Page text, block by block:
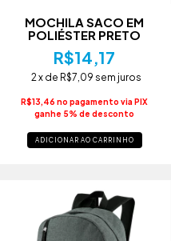
MOCHILA SACO EM
POLIÉSTER PRETO
R$14,17
2 x de R$7,09 sem juros
R$13,46 no pagamento via PIX
ganhe 5% de desconto
ADICIONAR AO CARRINHO